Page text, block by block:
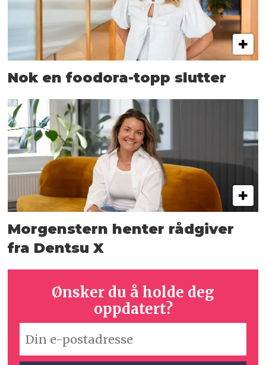
Nok en foodora-topp slutter
Morgenstern henter rådgiver
fra Dentsu X
Ønsker du å holde deg
oppdatert?